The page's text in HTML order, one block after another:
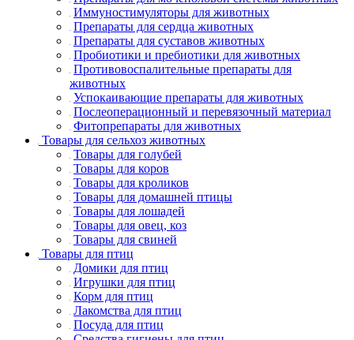
Иммуностимуляторы для животных
Препараты для сердца животных
Препараты для суставов животных
Пробиотики и пребиотики для животных
Противовоспалительные препараты для
животных
Успокаивающие препараты для животных
Послеоперационный и перевязочный материал
Фитопрепараты для животных
Товары для сельхоз животных
Товары для голубей
Товары для коров
Товары для кроликов
Товары для домашней птицы
Товары для лошадей
Товары для овец, коз
Товары для свиней
Товары для птиц
Домики для птиц
Игрушки для птиц
Корм для птиц
Лакомства для птиц
Посуда для птиц